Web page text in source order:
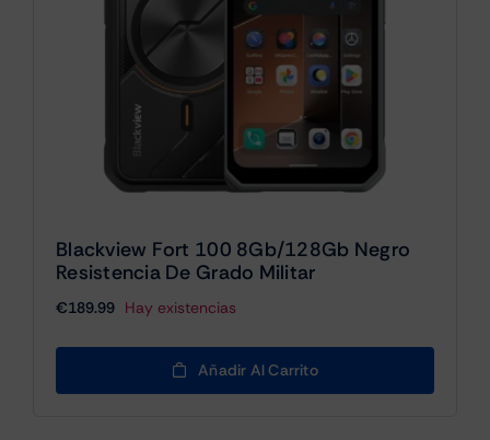
Blackview Fort 100 8Gb/128Gb Negro
Resistencia De Grado Militar
€189.99 Hay existencias
Añadir Al Carrito